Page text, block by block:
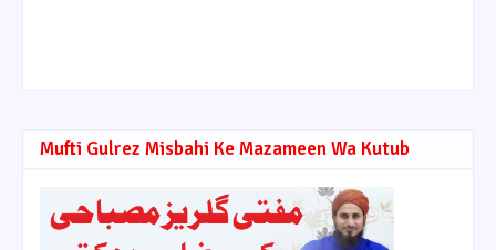
Mufti Gulrez Misbahi Ke Mazameen Wa Kutub